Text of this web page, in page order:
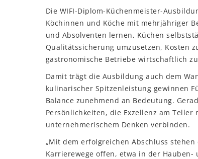
Die WIFI-Diplom-Küchenmeister-
Köchinnen und Köche mit mehrjähriger
und Absolventen lernen, Küchen
Qualitätssicherung umzusetzen, Kosten
gastronomische Betriebe wirtschaftlich
Damit trägt die Ausbildung auch dem
kulinarischer Spitzenleistung gewinnen
Balance zunehmend an Bedeutung.
Persönlichkeiten, die Exzellenz am
unternehmerischem Denken verbinden.
„Mit dem erfolgreichen Abschluss
Karrierewege offen, etwa in der